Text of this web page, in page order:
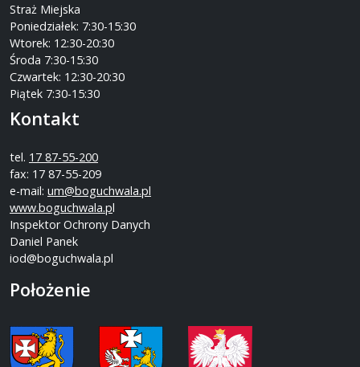
Straż Miejska
Poniedziałek: 7:30-15:30
Wtorek: 12:30-20:30
Środa 7:30-15:30
Czwartek: 12:30-20:30
Piątek 7:30-15:30
Kontakt
tel. 17 87-55-200
fax: 17 87-55-209
e-mail: um@boguchwala.pl
www.boguchwala.pl
Inspektor Ochrony Danych
Daniel Panek
iod@boguchwala.pl
Położenie